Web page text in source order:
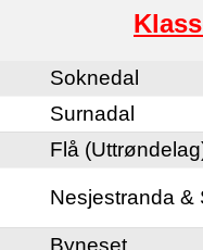
Soknedal
Surnadal
Flå
Nesjestranda &
Byneset